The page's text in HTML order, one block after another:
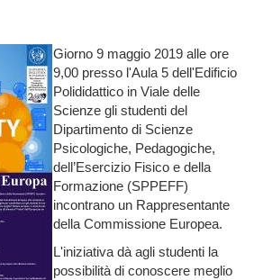
Giorno 9 maggio 2019 alle ore
9,00 presso l'Aula 5 dell'Edificio
Polididattico in Viale delle
Scienze gli studenti del
Dipartimento di Scienze
Psicologiche, Pedagogiche,
dell’Esercizio Fisico e della
Formazione (SPPEFF)
incontrano un Rappresentante
della Commissione Europea.
L'iniziativa dà agli studenti la
possibilità di conoscere meglio